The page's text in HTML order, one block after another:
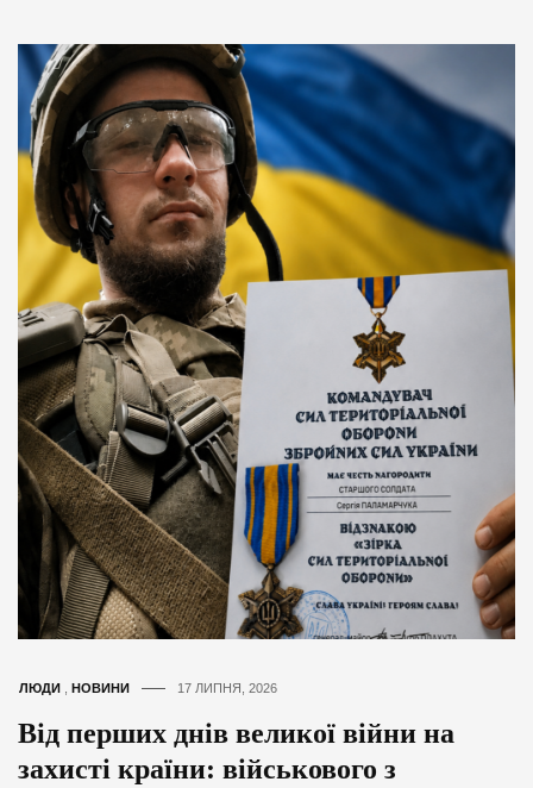
ЛЮДИ НОВИНИ 17 ЛИПНЯ, 2026
Від перших днів великої війни на
захисті країни: військового з